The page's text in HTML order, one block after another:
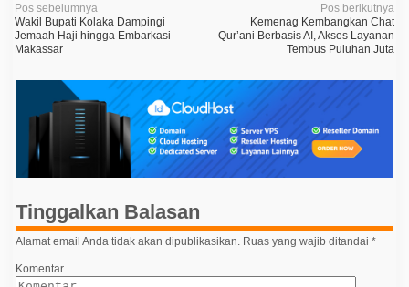
N
a
v
i
i
p
o
s
Pos sebelumnya
Wakil Bupati Kolaka Dampingi
Jemaah Haji hingga Embarkasi
Makassar
Pos berikutnya
Kemenag Kembangkan Chat
Qur’ani Berbasis AI, Akses Layanan
Tembus Puluhan Juta
Tinggalkan Balasan
Alamat email Anda tidak akan dipublikasikan. Ruas yang wajib ditandai *
Komentar